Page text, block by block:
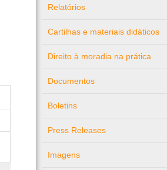
Relatórios
Cartilhas e materiais didáticos
Direito à moradia na prática
Documentos
Boletins
Press Releases
Imagens